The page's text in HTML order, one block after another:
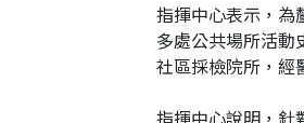
指揮中心表示，為
多處公共場所活動
社區採檢院所，經
指揮中心說明，針